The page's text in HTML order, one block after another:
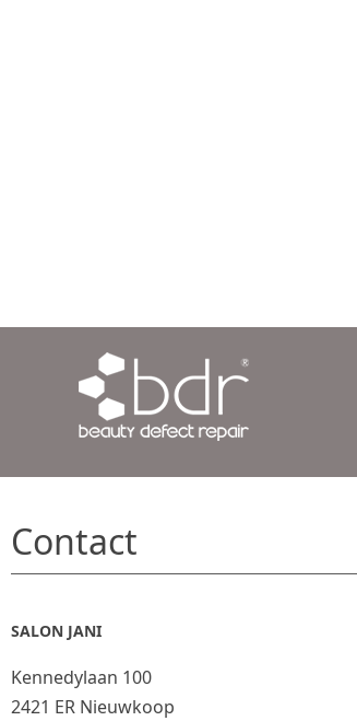
Contact
SALON JANI
Kennedylaan 100
2421 ER Nieuwkoop